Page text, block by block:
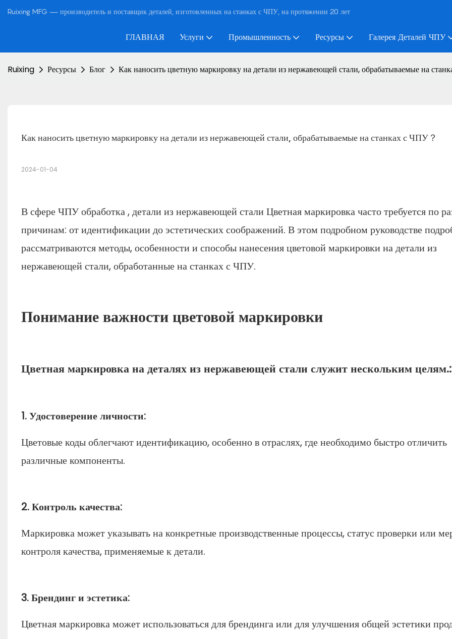
Ruixing MFG — производитель и поставщик деталей, изготовленных на станках с ЧПУ, на протяжении 20 лет
ГЛАВНАЯ Услуги Промышленность Ресурсы Галерея Деталей ЧПУ
Ruixing Ресурсы Блог Как наносить цветную маркировку на детали из нержавеющей стали, обрабатываемые на
Как наносить цветную маркировку на детали из нержавеющей стали, обрабатываемые на станках с ЧПУ？
2024-01-04
В сфереЧПУ обработка,детали из нержавеющей стали Цветная маркировка часто требуется по
причинам: от идентификации до эстетических соображений. В этом подробном руководстве
рассматриваются методы, особенности и способы нанесения цветовой маркировки на детали из
нержавеющей стали, обработанные на станках с ЧПУ.
Понимание важности цветовой маркировки
Цветная маркировка на деталях из нержавеющей стали служит нескольким целям.:
1. Удостоверение личности:
Цветовые коды облегчают идентификацию, особенно в отраслях, где необходимо быстро отличить
различные компоненты.
2. Контроль качества:
Маркировка может указывать на конкретные производственные процессы, статус проверки или
контроля качества, применяемые к детали.
3. Брендинг и эстетика:
Цветная маркировка может использоваться для брендинга или для улучшения общей эстетики